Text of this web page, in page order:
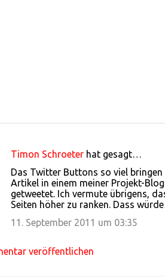
Timon Schroeterhat gesagt…
Das Twitter Buttons so viel
Artikel in einem meiner Projekt-
getweetet. Ich vermute übrigens,
Seiten höher zu ranken. Dass
11. September 2011 um 03:35
veröffentlichen